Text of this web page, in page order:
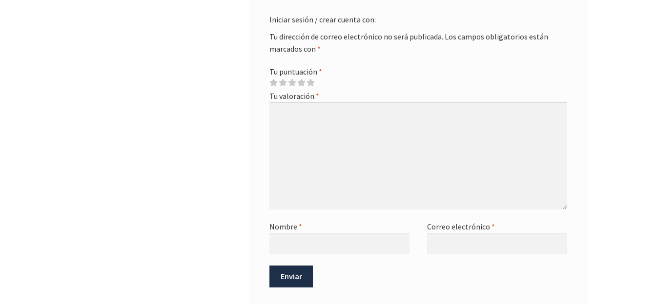
Iniciar sesión / crear cuenta con:
Tu dirección de correo electrónico no será publicada. Los campos obligatorios están
marcados con *
Tu puntuación *
Tu valoración *
Nombre * Correo electrónico *